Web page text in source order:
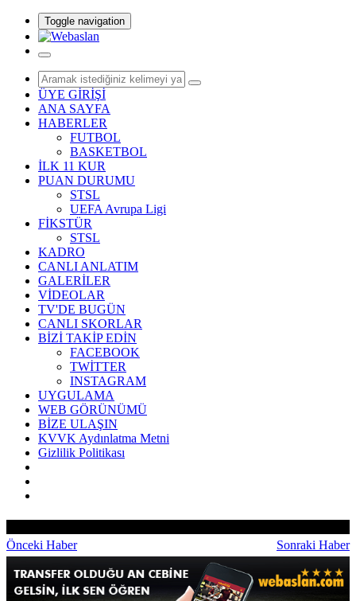
Toggle navigation
ÜYE GİRİŞİ
ANA SAYFA
HABERLER
FUTBOL
BASKETBOL
İLK 11 KUR
PUAN DURUMU
STSL
UEFA Avrupa Ligi
FİKSTÜR
STSL
KADRO
CANLI ANLATIM
GALERİLER
VİDEOLAR
TV'DE BUGÜN
CANLI SKORLAR
BİZİ TAKİP EDİN
FACEBOOK
TWİTTER
INSTAGRAM
UYGULAMA
WEB GÖRÜNÜMÜ
BİZE ULAŞIN
KVVK Aydınlatma Metni
Gizlilik Politikası
Önceki Haber Sonraki Haber